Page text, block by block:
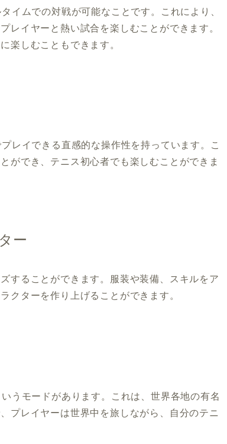
イムでの対戦が可能なことです。これにより、
レイヤーと熱い試合を楽しむことができます。
楽しむこともできます。
レイできる直感的な操作性を持っています。こ
ができ、テニス初心者でも楽しむことができま
ー
することができます。服装や装備、スキルをア
クターを作り上げることができます。
うモードがあります。これは、世界各地の有名
プレイヤーは世界中を旅しながら、自分のテニ